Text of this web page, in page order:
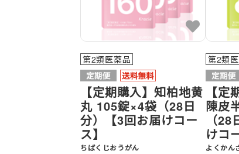
【定期購入】知柏地黄
丸 105錠×4袋（28日
分）【3回お届けコー
ス】
ちばくじおうがん
第2類医薬品
【
陳皮
（
けコ
よくかん
第2類